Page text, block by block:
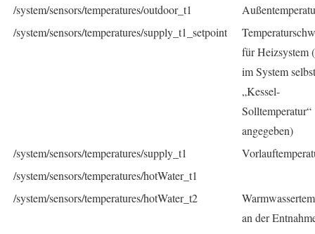
/system/sensors/temperatures/outdoor_t1
/system/sensors/temperatures/supply_t1_setpoint
für Heizsystem
im System
„Kessel-
Solltemperatur“
angegeben)
/system/sensors/temperatures/supply_t1
/system/sensors/temperatures/hotWater_t1
/system/sensors/temperatures/hotWater_t2
an der